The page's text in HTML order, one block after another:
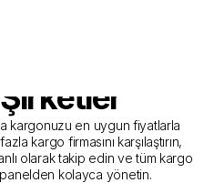
Kargo
Sunan
kargonuzu en uygun fiyatlarla
kargo firmasını karşılaştırın,
olarak takip edin ve tüm kargo
kolayca yönetin.